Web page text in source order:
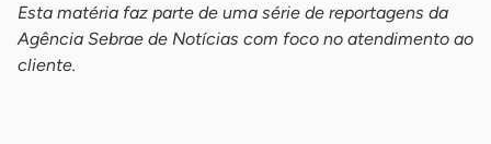
Esta matéria faz parte de uma série de reportagens da
Agência Sebrae de Notícias com foco no atendimento ao
cliente.